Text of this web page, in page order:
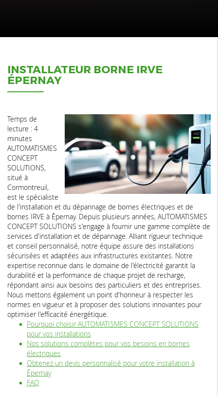
INSTALLATEUR BORNE IRVE
ÉPERNAY
Temps de
lecture : 4
minutes
AUTOMATISMES
CONCEPT
SOLUTIONS,
situé à
Cormontreuil,
est le spécialiste
de l'installation et du dépannage de bornes électriques et de
bornes IRVE à Épernay. Depuis plusieurs années, AUTOMATISMES
CONCEPT SOLUTIONS s'engage à fournir une gamme complète de
services d'installation et de dépannage. Alliant rigueur technique
et conseil personnalisé, notre équipe assure des installations
sécurisées et adaptées aux infrastructures existantes. Notre
expertise reconnue dans le domaine de l'électricité garantit la
durabilité et la performance de chaque projet de recharge,
répondant ainsi aux besoins des particuliers et des entreprises.
Nous mettons également un point d'honneur à respecter les
normes en vigueur et à proposer des solutions innovantes pour
optimiser l'efficacité énergétique.
Pourquoi choisir AUTOMATISMES CONCEPT SOLUTIONS
pour vos installations
Nos solutions complètes pour vos besoins en bornes
électriques
Obtenez un devis personnalisé pour votre installation à
Épernay
FAQ